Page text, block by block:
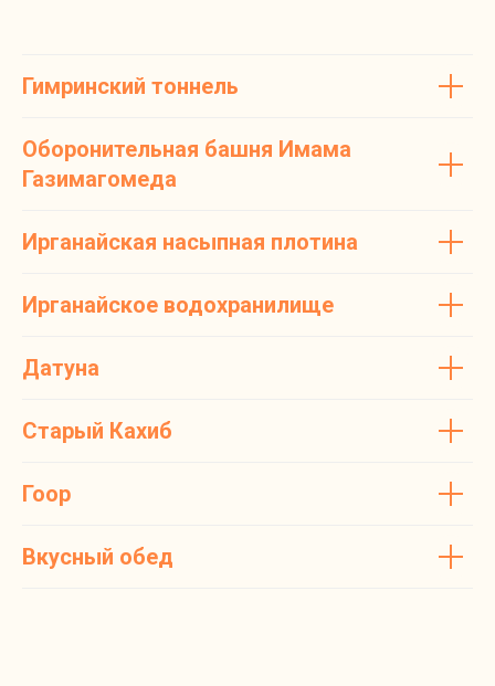
Гимринский тоннель
Оборонительная башня Имама
Газимагомеда
Ирганайская насыпная плотина
Ирганайское водохранилище
Датуна
Старый Кахиб
Гоор
Вкусный обед